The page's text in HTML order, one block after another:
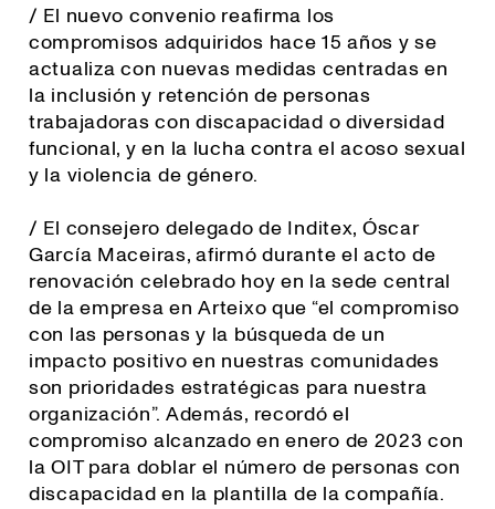
/ El nuevo convenio reafirma los
compromisos adquiridos hace 15 años y se
actualiza con nuevas medidas centradas en
la inclusión y retención de personas
trabajadoras con discapacidad o diversidad
funcional, y en la lucha contra el acoso sexual
y la violencia de género.
/ El consejero delegado de Inditex, Óscar
García Maceiras, afirmó durante el acto de
renovación celebrado hoy en la sede central
de la empresa en Arteixo que “el compromiso
con las personas y la búsqueda de un
impacto positivo en nuestras comunidades
son prioridades estratégicas para nuestra
organización”. Además, recordó el
compromiso alcanzado en enero de 2023 con
la OIT para doblar el número de personas con
discapacidad en la plantilla de la compañía.